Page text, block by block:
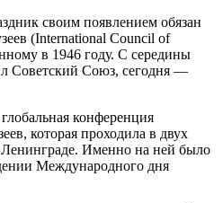
своим появлением обязан
(International Council of
в 1946 году. С середины
Советский Союз, сегодня —
конференция
которая проходила в двух
Именно на ней было
Международного дня